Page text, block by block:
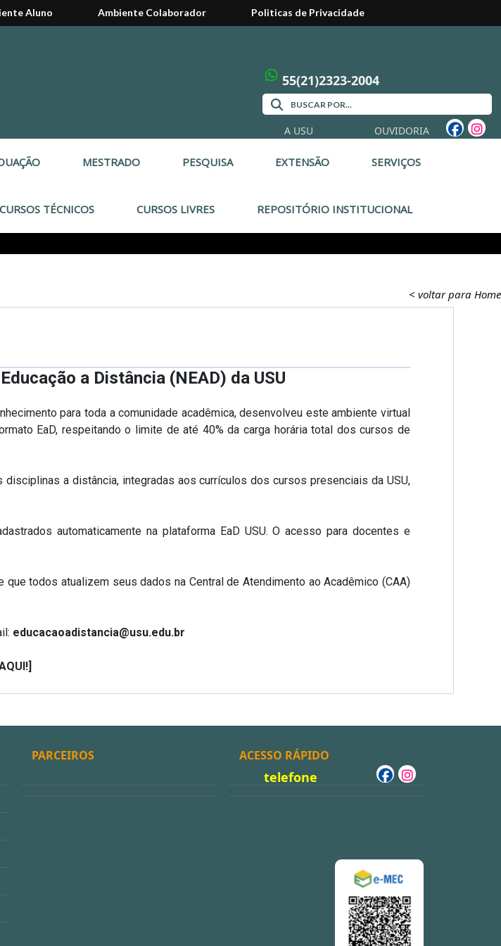
Aluno Ambiente Colaborador Politicas de Privacidade
55(21)2323-2004
A USU OUVIDORIA
MESTRADO PESQUISA EXTENSÃO SERVIÇOS
CURSOS TÉCNICOS CURSOS LIVRES REPOSITÓRIO INSTITUCIONAL
< voltar para Home
a Distância (NEAD) da USU
para toda a comunidade acadêmica, desenvolveu este ambiente virtual
EaD, respeitando o limite de até 40% da carga horária total dos cursos de
a distância, integradas aos currículos dos cursos presenciais da USU,
automaticamente na plataforma EaD USU. O acesso para docentes e
todos atualizem seus dados na Central de Atendimento ao Acadêmico (CAA)
educacaoadistancia@usu.edu.br
PARCEIROS ACESSO RÁPIDO
telefone